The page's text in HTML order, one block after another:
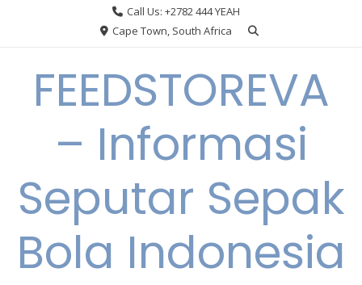
Call Us: +2782 444 YEAH
Cape Town, South Africa
FEEDSTOREVA
– Informasi
Seputar Sepak
Bola Indonesia